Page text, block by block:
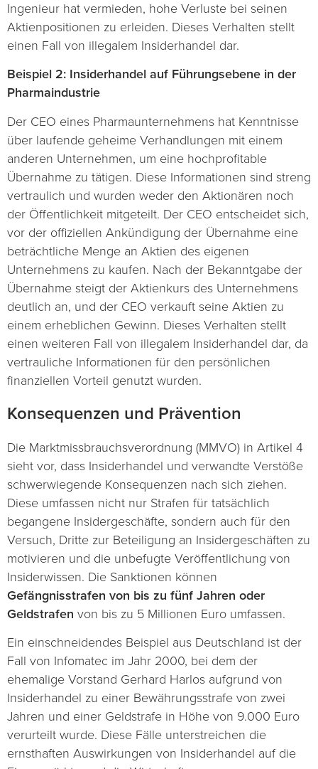
Ingenieur hat vermieden, hohe Verluste bei seinen
Aktienpositionen zu erleiden. Dieses Verhalten stellt
einen Fall von illegalem Insiderhandel dar.
Beispiel 2: Insiderhandel auf Führungsebene in der
Pharmaindustrie
Der CEO eines Pharmaunternehmens hat Kenntnisse
über laufende geheime Verhandlungen mit einem
anderen Unternehmen, um eine hochprofitable
Übernahme zu tätigen. Diese Informationen sind streng
vertraulich und wurden weder den Aktionären noch
der Öffentlichkeit mitgeteilt. Der CEO entscheidet sich,
vor der offiziellen Ankündigung der Übernahme eine
beträchtliche Menge an Aktien des eigenen
Unternehmens zu kaufen. Nach der Bekanntgabe der
Übernahme steigt der Aktienkurs des Unternehmens
deutlich an, und der CEO verkauft seine Aktien zu
einem erheblichen Gewinn. Dieses Verhalten stellt
einen weiteren Fall von illegalem Insiderhandel dar, da
vertrauliche Informationen für den persönlichen
finanziellen Vorteil genutzt wurden.
Konsequenzen und Prävention
Die Marktmissbrauchsverordnung (MMVO) in Artikel 4
sieht vor, dass Insiderhandel und verwandte Verstöße
schwerwiegende Konsequenzen nach sich ziehen.
Diese umfassen nicht nur Strafen für tatsächlich
begangene Insidergeschäfte, sondern auch für den
Versuch, Dritte zur Beteiligung an Insidergeschäften zu
motivieren und die unbefugte Veröffentlichung von
Insiderwissen. Die Sanktionen können
Gefängnisstrafen von bis zu fünf Jahren oder
Geldstrafen von bis zu 5 Millionen Euro umfassen.
Ein einschneidendes Beispiel aus Deutschland ist der
Fall von Infomatec im Jahr 2000, bei dem der
ehemalige Vorstand Gerhard Harlos aufgrund von
Insiderhandel zu einer Bewährungsstrafe von zwei
Jahren und einer Geldstrafe in Höhe von 9.000 Euro
verurteilt wurde. Diese Fälle unterstreichen die
ernsthaften Auswirkungen von Insiderhandel auf die